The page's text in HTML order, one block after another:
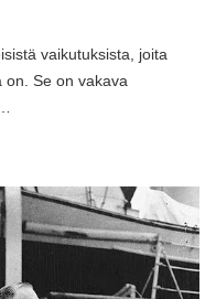
vaikutuksista, joita
on. Se on vakava